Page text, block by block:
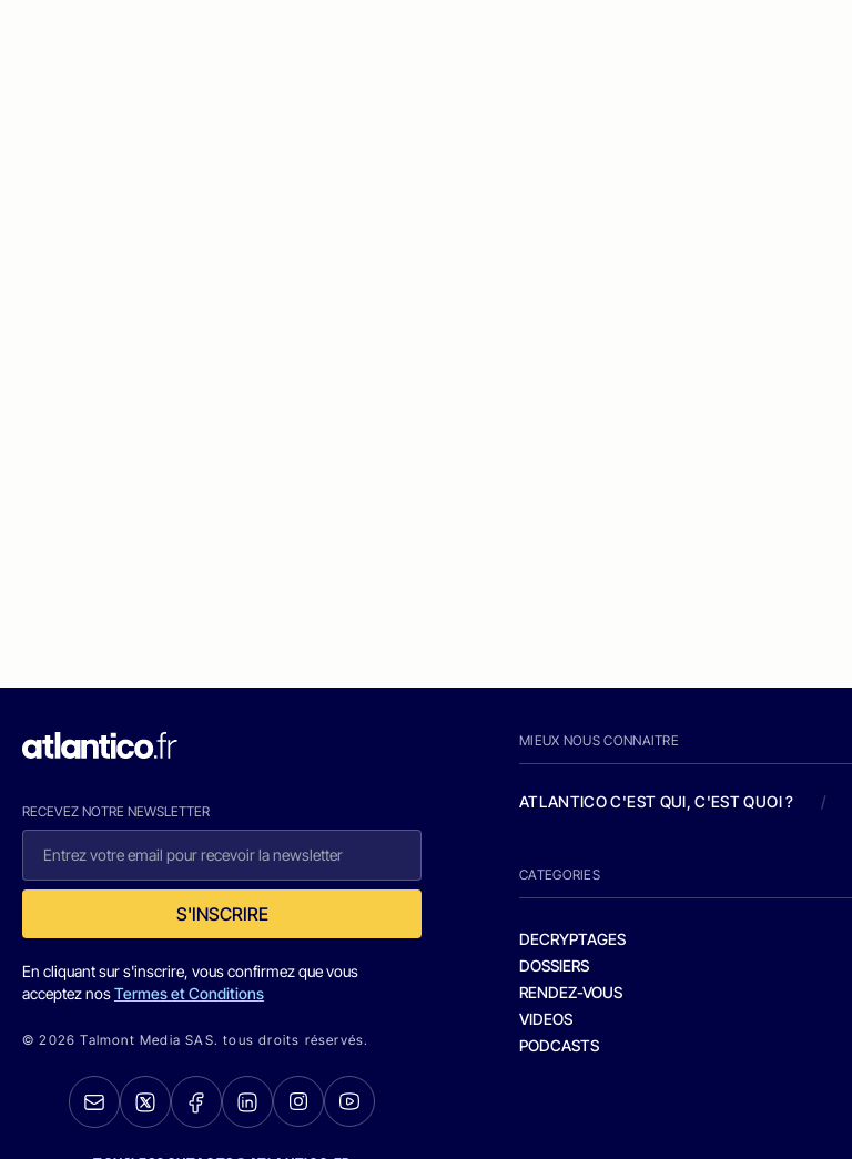
RECEVEZ NOTRE NEWSLETTER
S'INSCRIRE
En cliquant sur s'inscrire, vous confirmez que vous
acceptez nosTermes et Conditions
© 2026 Talmont Media SAS. tous droits réservés.
MIEUX NOUS CONNAITRE
ATLANTICO C'EST QUI, C'EST QUOI ? /
CATEGORIES
DECRYPTAGES
DOSSIERS
RENDEZ-VOUS
VIDEOS
PODCASTS